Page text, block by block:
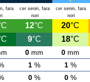
fara
cer senin, fara
nori
cer senin, fara
nori
12°C 20°C
9°C 18°C
0 mm 0 mm
1 % 1 %
0 % 0 %